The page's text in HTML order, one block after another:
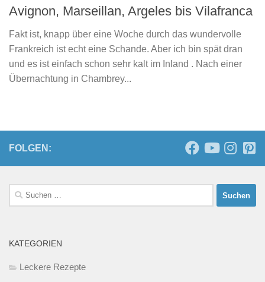
Avignon, Marseillan, Argeles bis Vilafranca
Fakt ist, knapp über eine Woche durch das wundervolle
Frankreich ist echt eine Schande. Aber ich bin spät dran
und es ist einfach schon sehr kalt im Inland . Nach einer
Übernachtung in Chambrey...
FOLGEN:
Suchen
nach:
KATEGORIEN
Leckere Rezepte